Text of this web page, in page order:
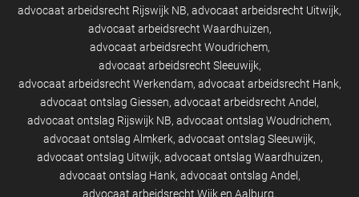
advocaat arbeidsrecht Rijswijk NB advocaat arbeidsrecht Uitwijk
advocaat arbeidsrecht Waardhuizen
advocaat arbeidsrecht Woudrichem
advocaat arbeidsrecht Sleeuwijk
advocaat arbeidsrecht Werkendam advocaat arbeidsrecht Hank
advocaat ontslag Giessen advocaat arbeidsrecht Andel
advocaat ontslag Rijswijk NB advocaat ontslag Woudrichem
advocaat ontslag Almkerk advocaat ontslag Sleeuwijk
advocaat ontslag Uitwijk advocaat ontslag Waardhuizen
advocaat ontslag Hank advocaat ontslag Andel
advocaat arbeidsrecht Wijk en Aalburg